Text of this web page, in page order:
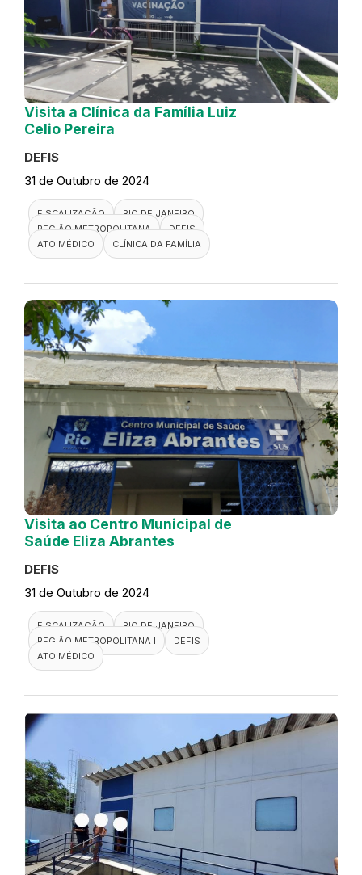
Visita a Clínica da Família Luiz
Celio Pereira
DEFIS
31 de Outubro de 2024
FISCALIZAÇÃO
RIO DE JANEIRO
REGIÃO METROPOLITANA
DEFIS
ATO MÉDICO
CLÍNICA DA FAMÍLIA
Visita ao Centro Municipal de
Saúde Eliza Abrantes
DEFIS
31 de Outubro de 2024
FISCALIZAÇÃO
RIO DE JANEIRO
REGIÃO METROPOLITANA I
DEFIS
ATO MÉDICO